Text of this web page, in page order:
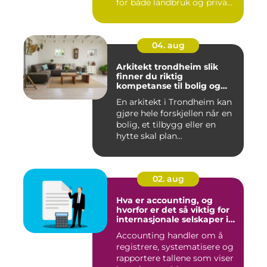
for både landbruk og priva...
04. aug
Arkitekt trondheim slik
finner du riktig
kompetanse til bolig og
En arkitekt i Trondheim kan
gjøre hele forskjellen når en
bolig, et tilbygg eller en
hytte skal plan...
02. aug
Hva er accounting, og
hvorfor er det så viktig for
internasjonale selskaper i
Accounting handler om å
registrere, systematisere og
rapportere tallene som viser